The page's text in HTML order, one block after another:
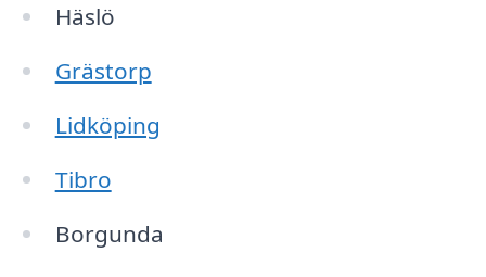
Häslö
Grästorp
Lidköping
Tibro
Borgunda